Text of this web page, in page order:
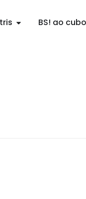
BS! ao cubo